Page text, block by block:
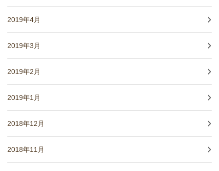
2019年4月
2019年3月
2019年2月
2019年1月
2018年12月
2018年11月